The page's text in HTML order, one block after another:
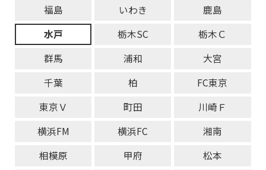
福島
いわき
鹿島
水戸
栃木SC
栃木Ｃ
群馬
浦和
大宮
千葉
柏
FC東京
東京Ｖ
町田
川崎Ｆ
横浜FM
横浜FC
湘南
相模原
甲府
松本